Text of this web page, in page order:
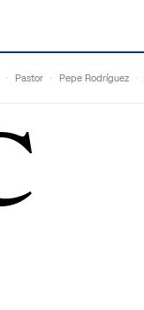
Pastor Pepe Rodríguez